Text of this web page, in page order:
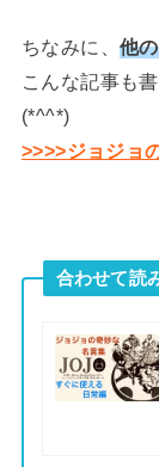
ちなみに、 他
こんな記事も
(*^^*)
>>>>ジョジョ
合わせて読